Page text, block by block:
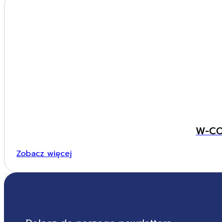
W-
Zobacz więcej